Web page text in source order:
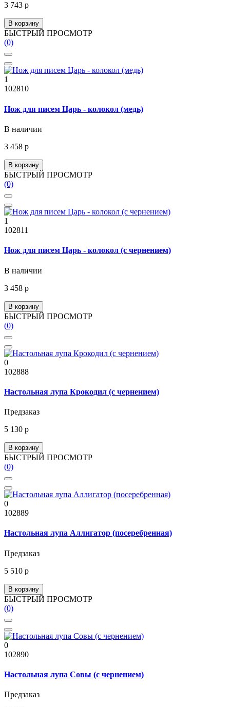
3 743 р
В корзину
БЫСТРЫЙ ПРОСМОТР
(0)
1
102810
Нож для писем Царь - колокол (медь)
В наличии
3 458 р
В корзину
БЫСТРЫЙ ПРОСМОТР
(0)
1
102811
Нож для писем Царь - колокол (с чернением)
В наличии
3 458 р
В корзину
БЫСТРЫЙ ПРОСМОТР
(0)
0
102888
Настольная лупа Крокодил (с чернением)
Предзаказ
5 130 р
В корзину
БЫСТРЫЙ ПРОСМОТР
(0)
0
102889
Настольная лупа Аллигатор (посеребренная)
Предзаказ
5 510 р
В корзину
БЫСТРЫЙ ПРОСМОТР
(0)
0
102890
Настольная лупа Совы (с чернением)
Предзаказ